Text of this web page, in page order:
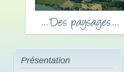
Présentation